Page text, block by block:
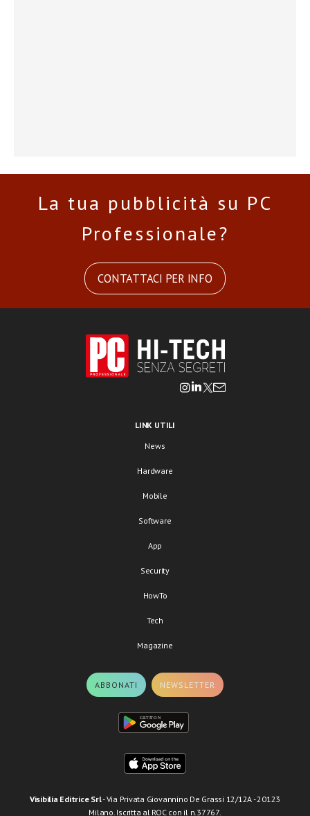
La tua pubblicità su PC
Professionale?
CONTATTACI PER INFO
LINK UTILI
News
Hardware
Mobile
Software
App
Security
HowTo
Tech
Magazine
ABBONATI NEWSLETTER
Visibilia Editrice Srl- Via Privata Giovannino De Grassi 12/12A - 20123
Milano. Iscritta al ROC con il n.37767.